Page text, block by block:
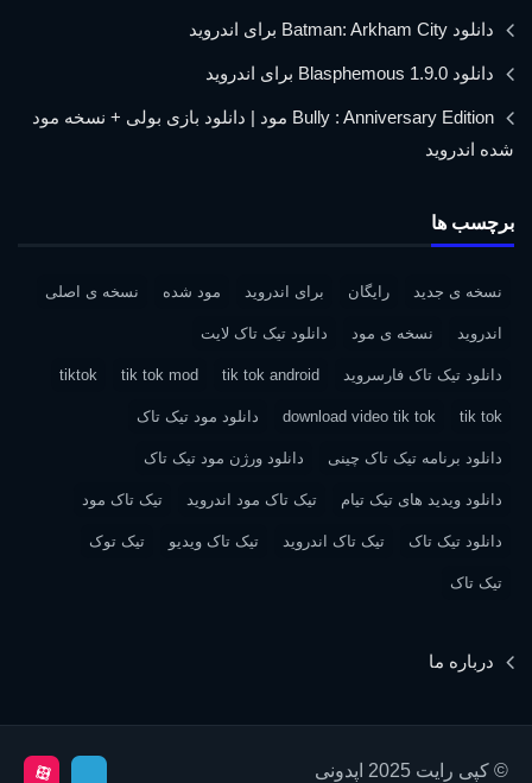
دانلود Batman: Arkham City برای اندروید
دانلود Blasphemous 1.9.0 برای اندروید
Bully : Anniversary Edition مود | دانلود بازی بولی + نسخه مود
شده اندروید
برچسب ها
نسخه ی جدید رایگان برای اندروید مود شده نسخه ی اصلی
اندروید نسخه ی مود دانلود تیک تاک لایت
دانلود تیک تاک فارسروید tik tok android
tik tok mod
tiktok
tik tok
download video tik tok دانلود مود تیک تاک
دانلود برنامه تیک تاک چینی دانلود ورژن مود تیک تاک
دانلود ویدید های تیک تیام تیک تاک مود اندروید تیک تاک مود
دانلود تیک تاک تیک تاک اندروید تیک تاک ویدیو تیک توک
تیک تاک
درباره ما
© کپی رایت 2025 اپدونی